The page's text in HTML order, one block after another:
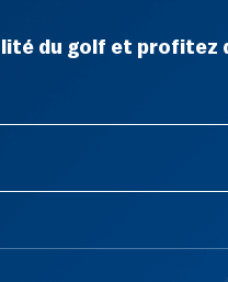
du golf et profitez